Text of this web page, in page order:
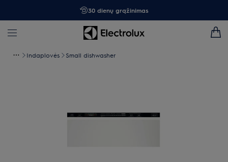
30 dienų grąžinimas
Indaplovės Small dishwasher